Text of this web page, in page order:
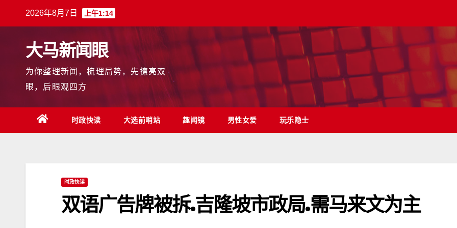
2026年8月7日 上午1:14
大马新闻眼
为你整理新闻，梳理局势，先擦亮双
眼，后眼观四方
时政快读 大选前哨站 趣闻镜 男性女爱 玩乐隐士
时政快读
双语广告牌被拆.吉隆坡市政局.需马来文为主